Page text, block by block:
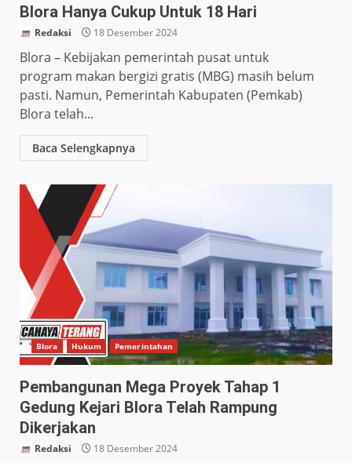
Blora Hanya Cukup Untuk 18 Hari
Redaksi 18 Desember 2024
Blora – Kebijakan pemerintah pusat untuk
program makan bergizi gratis (MBG) masih belum
pasti. Namun, Pemerintah Kabupaten (Pemkab)
Blora telah...
Baca Selengkapnya
Blora Hukum Pemerintahan
Pembangunan Mega Proyek Tahap 1
Gedung Kejari Blora Telah Rampung
Dikerjakan
Redaksi 18 Desember 2024